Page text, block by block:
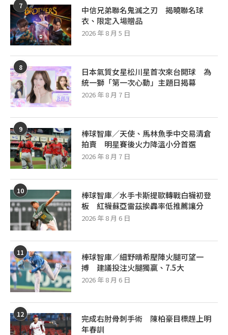
7
中信兄弟聯名鬼滅之刃 揭曉聯名球
衣、限定入場贈品
2026 年 8 月 5 日
8
日本氣質女星松川星首次來台開球 為
統一獅「第一次心動」主題日揭幕
2026 年 8 月 7 日
9
棒球智庫／天使、馬林魚季中交易清倉
拍賣 明星賽後火力降溫小分首選
2026 年 8 月 7 日
10
棒球智庫／水手卡斯提歐轉戰白襪初登
板 紅襪蘇亞雷茲挨轟率低推薦讓分
2026 年 8 月 6 日
11
棒球智庫／細野晴希壓陣火腿可望一
搏 建議投注火腿獨贏、7.5大
2026 年 8 月 6 日
12
完成右肘骨刺手術 陳柏豪目標趕上明
年春訓